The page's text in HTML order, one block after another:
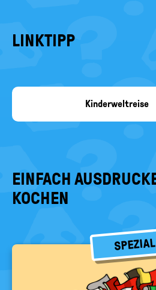
LINKTIPP
Kinderweltreise
EINFACH
KOCHEN
SPEZIAL